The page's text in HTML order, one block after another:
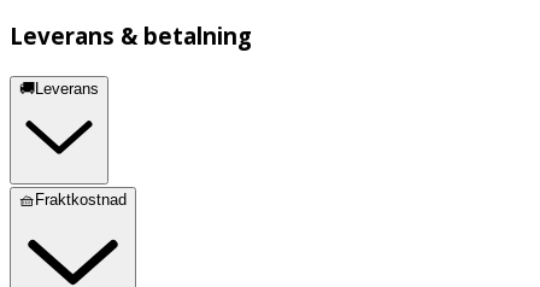
Leverans & betalning
🚚Leverans
🧺Fraktkostnad